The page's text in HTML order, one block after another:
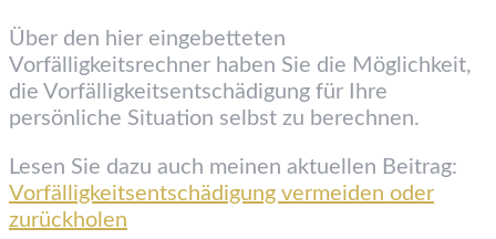
Über den hier eingebetteten
Vorfälligkeitsrechner haben Sie die Möglichkeit,
die Vorfälligkeitsentschädigung für Ihre
persönliche Situation selbst zu berechnen.
Lesen Sie dazu auch meinen aktuellen Beitrag:
Vorfälligkeitsentschädigung vermeiden oder
zurückholen